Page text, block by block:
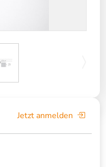
Jetzt anmelden